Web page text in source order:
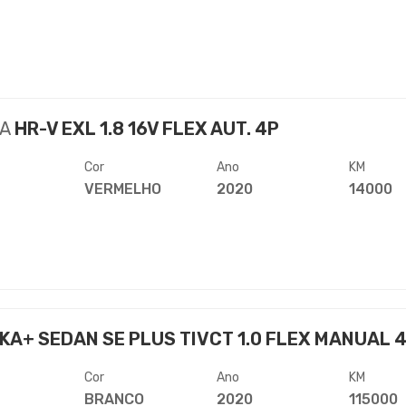
HR-V EXL 1.8 16V FLEX AUT. 4P
Cor
VERMELHO
Ano
2020
KM
14000
SEDAN SE PLUS TIVCT 1.0 FLEX MANUAL
Cor
BRANCO
Ano
2020
KM
115000